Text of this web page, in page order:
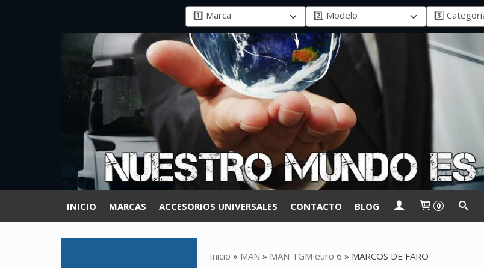
INICIO MARCAS ACCESORIOS UNIVERSALES CONTACTO BLOG 0
Inicio » MAN » MAN TGM euro 6 » MARCOS DE FARO